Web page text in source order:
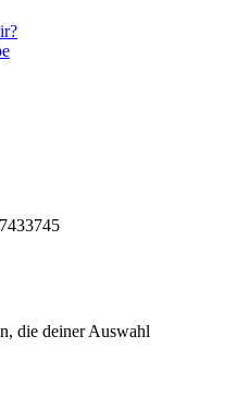
die deiner Auswahl